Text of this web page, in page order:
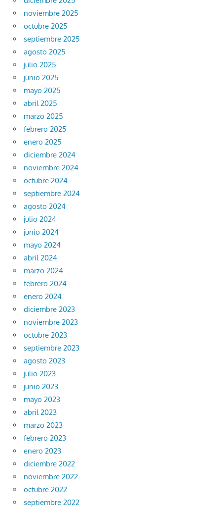
noviembre 2025
octubre 2025
septiembre 2025
agosto 2025
julio 2025
junio 2025
mayo 2025
abril 2025
marzo 2025
febrero 2025
enero 2025
diciembre 2024
noviembre 2024
octubre 2024
septiembre 2024
agosto 2024
julio 2024
junio 2024
mayo 2024
abril 2024
marzo 2024
febrero 2024
enero 2024
diciembre 2023
noviembre 2023
octubre 2023
septiembre 2023
agosto 2023
julio 2023
junio 2023
mayo 2023
abril 2023
marzo 2023
febrero 2023
enero 2023
diciembre 2022
noviembre 2022
octubre 2022
septiembre 2022